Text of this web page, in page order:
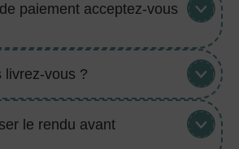
paiement acceptez-vous
livrez-vous ?
le rendu avant